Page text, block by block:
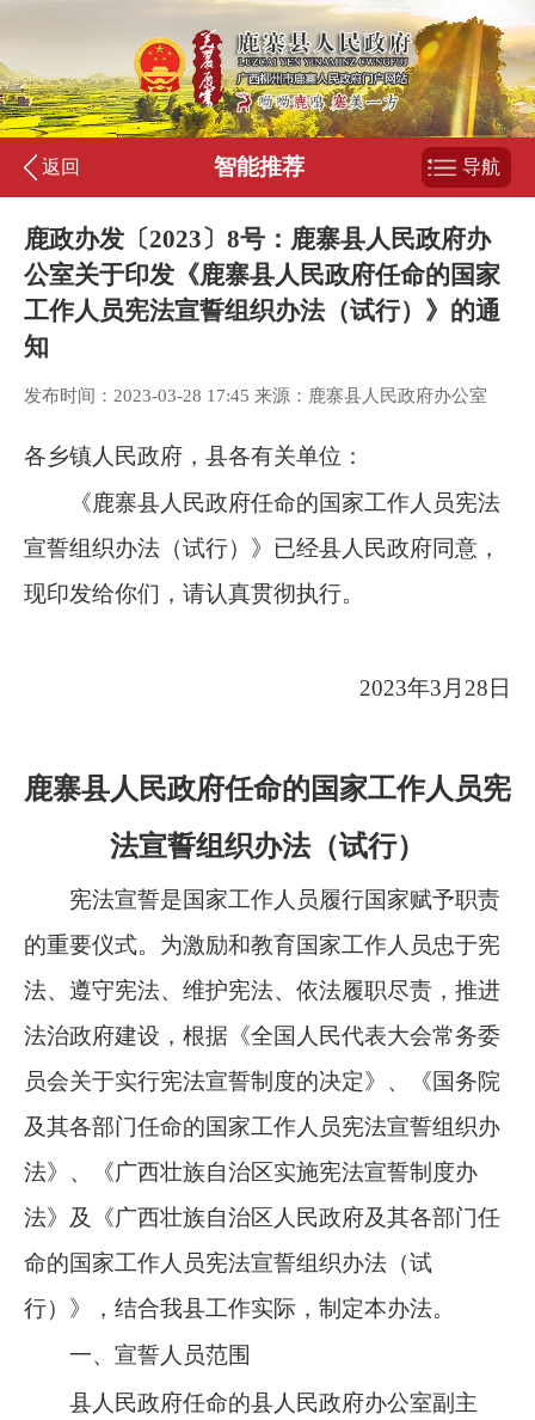
返回 智能推荐 导航
鹿政办发〔2023〕8号：鹿寨县人民政府办
公室关于印发《鹿寨县人民政府任命的国家
工作人员宪法宣誓组织办法（试行）》的通
知
发布时间：2023-03-28 17:45 来源：鹿寨县人民政府办公室
各乡镇人民政府，县各有关单位：
《鹿寨县人民政府任命的国家工作人员宪法
宣誓组织办法（试行）》 已经县人民政府同意，
现印发给你们，请认真贯彻执行。
2023年3月28日
鹿寨县人民政府任命的国家工作人员宪
法宣誓组织办法（试行）
宪法宣誓是国家工作人员履行国家赋予职责
的重要仪式。为激励和教育国家工作人员忠于宪
法、遵守宪法、维护宪法、依法履职尽责，推进
法治政府建设，根据《全国人民代表大会常务委
员会关于实行宪法宣誓制度的决定》、《国务院
及其各部门任命的国家工作人员宪法宣誓组织办
法》、《广西壮族自治区实施宪法宣誓制度办
法》及《广西壮族自治区人民政府及其各部门任
命的国家工作人员宪法宣誓组织办法（试
行）》，结合我县工作实际，制定本办法。
一、宣誓人员范围
县人民政府任命的县人民政府办公室副主